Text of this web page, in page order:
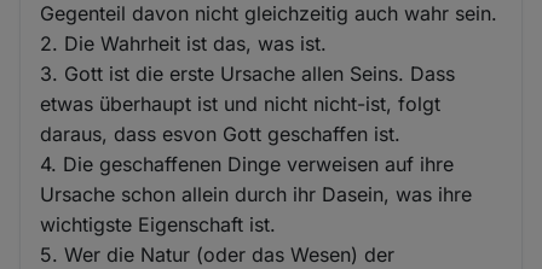
Gegenteil davon nicht gleichzeitig auch wahr sein.
2. Die Wahrheit ist das, was ist.
3. Gott ist die erste Ursache allen Seins. Dass
etwas überhaupt ist und nicht nicht-ist, folgt
daraus, dass esvon Gott geschaffen ist.
4. Die geschaffenen Dinge verweisen auf ihre
Ursache schon allein durch ihr Dasein, was ihre
wichtigste Eigenschaft ist.
5. Wer die Natur (oder das Wesen) der